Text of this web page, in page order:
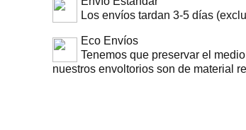
Los envíos tardan 3-5 días
Eco Envíos
Tenemos que preservar el
nuestros envoltorios son de material